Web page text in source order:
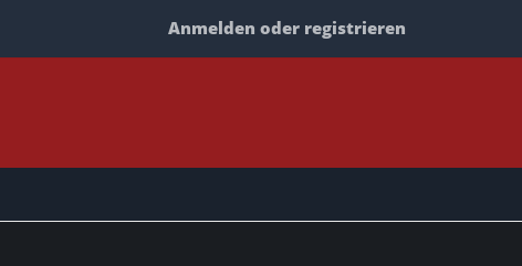
Anmelden oder registrieren